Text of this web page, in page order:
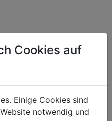
zzgl.
Cookies auf
Einige Cookies sind
notwendig und